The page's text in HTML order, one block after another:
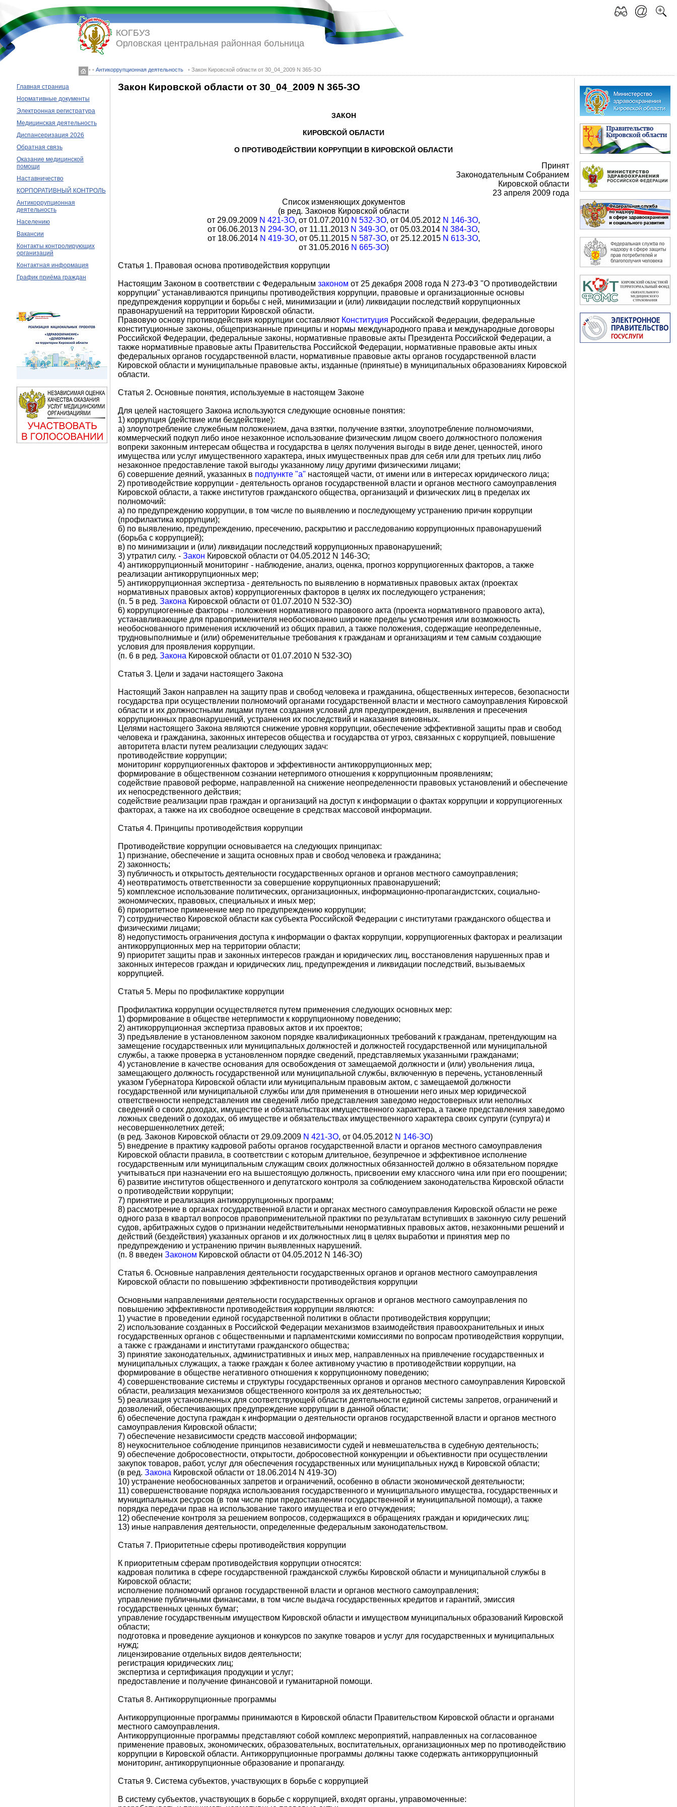
◦ ◦Антикоррупционная деятельность ◦ Закон Кировской области от 30_04_2009 N 365-ЗО
КОГБУЗ
Орловская центральная районная больница
Главная страница
Нормативные документы
Электронная регистратура
Медицинская деятельность
Диспансеризация 2026
Обратная связь
Оказание медицинской
помощи
Наставничество
КОРПОРАТИВНЫЙ КОНТРОЛЬ
Антикоррупционная
деятельность
Населению
Вакансии
Контакты контролирующих
организаций
Контактная информация
График приёма граждан
Закон Кировской области от 30_04_2009 N 365-ЗО
ЗАКОН
КИРОВСКОЙ ОБЛАСТИ
О ПРОТИВОДЕЙСТВИИ КОРРУПЦИИ В КИРОВСКОЙ ОБЛАСТИ
Принят
Законодательным Собранием
Кировской области
23 апреля 2009 года
Список изменяющих документов
(в ред. Законов Кировской области
от 29.09.2009 N 421-ЗО, от 01.07.2010 N 532-ЗО, от 04.05.2012 N 146-ЗО,
от 06.06.2013 N 294-ЗО, от 11.11.2013 N 349-ЗО, от 05.03.2014 N 384-ЗО,
от 18.06.2014 N 419-ЗО, от 05.11.2015 N 587-ЗО, от 25.12.2015 N 613-ЗО,
от 31.05.2016 N 665-ЗО)
Статья 1. Правовая основа противодействия коррупции
Настоящим Законом в соответствии с Федеральным законом от 25 декабря 2008 года N 273-ФЗ "О противодействии
коррупции" устанавливаются принципы противодействия коррупции, правовые и организационные основы
предупреждения коррупции и борьбы с ней, минимизации и (или) ликвидации последствий коррупционных
правонарушений на территории Кировской области.
Правовую основу противодействия коррупции составляют Конституция Российской Федерации, федеральные
конституционные законы, общепризнанные принципы и нормы международного права и международные договоры
Российской Федерации, федеральные законы, нормативные правовые акты Президента Российской Федерации, а
также нормативные правовые акты Правительства Российской Федерации, нормативные правовые акты иных
федеральных органов государственной власти, нормативные правовые акты органов государственной власти
Кировской области и муниципальные правовые акты, изданные (принятые) в муниципальных образованиях Кировской
области.
Статья 2. Основные понятия, используемые в настоящем Законе
Для целей настоящего Закона используются следующие основные понятия:
1) коррупция (действие или бездействие):
а) злоупотребление служебным положением, дача взятки, получение взятки, злоупотребление полномочиями,
коммерческий подкуп либо иное незаконное использование физическим лицом своего должностного положения
вопреки законным интересам общества и государства в целях получения выгоды в виде денег, ценностей, иного
имущества или услуг имущественного характера, иных имущественных прав для себя или для третьих лиц либо
незаконное предоставление такой выгоды указанному лицу другими физическими лицами;
б) совершение деяний, указанных в подпункте "а" настоящей части, от имени или в интересах юридического лица;
2) противодействие коррупции - деятельность органов государственной власти и органов местного самоуправления
Кировской области, а также институтов гражданского общества, организаций и физических лиц в пределах их
полномочий:
а) по предупреждению коррупции, в том числе по выявлению и последующему устранению причин коррупции
(профилактика коррупции);
б) по выявлению, предупреждению, пресечению, раскрытию и расследованию коррупционных правонарушений
(борьба с коррупцией);
в) по минимизации и (или) ликвидации последствий коррупционных правонарушений;
3) утратил силу. - Закон Кировской области от 04.05.2012 N 146-ЗО;
4) антикоррупционный мониторинг - наблюдение, анализ, оценка, прогноз коррупциогенных факторов, а также
реализации антикоррупционных мер;
5) антикоррупционная экспертиза - деятельность по выявлению в нормативных правовых актах (проектах
нормативных правовых актов) коррупциогенных факторов в целях их последующего устранения;
(п. 5 в ред. Закона Кировской области от 01.07.2010 N 532-ЗО)
6) коррупциогенные факторы - положения нормативного правового акта (проекта нормативного правового акта),
устанавливающие для правоприменителя необоснованно широкие пределы усмотрения или возможность
необоснованного применения исключений из общих правил, а также положения, содержащие неопределенные,
трудновыполнимые и (или) обременительные требования к гражданам и организациям и тем самым создающие
условия для проявления коррупции.
(п. 6 в ред. Закона Кировской области от 01.07.2010 N 532-ЗО)
Статья 3. Цели и задачи настоящего Закона
Настоящий Закон направлен на защиту прав и свобод человека и гражданина, общественных интересов, безопасности
государства при осуществлении полномочий органами государственной власти и местного самоуправления Кировской
области и их должностными лицами путем создания условий для предупреждения, выявления и пресечения
коррупционных правонарушений, устранения их последствий и наказания виновных.
Целями настоящего Закона являются снижение уровня коррупции, обеспечение эффективной защиты прав и свобод
человека и гражданина, законных интересов общества и государства от угроз, связанных с коррупцией, повышение
авторитета власти путем реализации следующих задач:
противодействие коррупции;
мониторинг коррупциогенных факторов и эффективности антикоррупционных мер;
формирование в общественном сознании нетерпимого отношения к коррупционным проявлениям;
содействие правовой реформе, направленной на снижение неопределенности правовых установлений и обеспечение
их непосредственного действия;
содействие реализации прав граждан и организаций на доступ к информации о фактах коррупции и коррупциогенных
факторах, а также на их свободное освещение в средствах массовой информации.
Статья 4. Принципы противодействия коррупции
Противодействие коррупции основывается на следующих принципах:
1) признание, обеспечение и защита основных прав и свобод человека и гражданина;
2) законность;
3) публичность и открытость деятельности государственных органов и органов местного самоуправления;
4) неотвратимость ответственности за совершение коррупционных правонарушений;
5) комплексное использование политических, организационных, информационно-пропагандистских, социально-
экономических, правовых, специальных и иных мер;
6) приоритетное применение мер по предупреждению коррупции;
7) сотрудничество Кировской области как субъекта Российской Федерации с институтами гражданского общества и
физическими лицами;
8) недопустимость ограничения доступа к информации о фактах коррупции, коррупциогенных факторах и реализации
антикоррупционных мер на территории области;
9) приоритет защиты прав и законных интересов граждан и юридических лиц, восстановления нарушенных прав и
законных интересов граждан и юридических лиц, предупреждения и ликвидации последствий, вызываемых
коррупцией.
Статья 5. Меры по профилактике коррупции
Профилактика коррупции осуществляется путем применения следующих основных мер:
1) формирование в обществе нетерпимости к коррупционному поведению;
2) антикоррупционная экспертиза правовых актов и их проектов;
3) предъявление в установленном законом порядке квалификационных требований к гражданам, претендующим на
замещение государственных или муниципальных должностей и должностей государственной или муниципальной
службы, а также проверка в установленном порядке сведений, представляемых указанными гражданами;
4) установление в качестве основания для освобождения от замещаемой должности и (или) увольнения лица,
замещающего должность государственной или муниципальной службы, включенную в перечень, установленный
указом Губернатора Кировской области или муниципальным правовым актом, с замещаемой должности
государственной или муниципальной службы или для применения в отношении него иных мер юридической
ответственности непредставления им сведений либо представления заведомо недостоверных или неполных
сведений о своих доходах, имуществе и обязательствах имущественного характера, а также представления заведомо
ложных сведений о доходах, об имуществе и обязательствах имущественного характера своих супруги (супруга) и
несовершеннолетних детей;
(в ред. Законов Кировской области от 29.09.2009 N 421-ЗО, от 04.05.2012 N 146-ЗО)
5) внедрение в практику кадровой работы органов государственной власти и органов местного самоуправления
Кировской области правила, в соответствии с которым длительное, безупречное и эффективное исполнение
государственным или муниципальным служащим своих должностных обязанностей должно в обязательном порядке
учитываться при назначении его на вышестоящую должность, присвоении ему классного чина или при его поощрении;
6) развитие институтов общественного и депутатского контроля за соблюдением законодательства Кировской области
о противодействии коррупции;
7) принятие и реализация антикоррупционных программ;
8) рассмотрение в органах государственной власти и органах местного самоуправления Кировской области не реже
одного раза в квартал вопросов правоприменительной практики по результатам вступивших в законную силу решений
судов, арбитражных судов о признании недействительными ненормативных правовых актов, незаконными решений и
действий (бездействия) указанных органов и их должностных лиц в целях выработки и принятия мер по
предупреждению и устранению причин выявленных нарушений.
(п. 8 введен Законом Кировской области от 04.05.2012 N 146-ЗО)
Статья 6. Основные направления деятельности государственных органов и органов местного самоуправления
Кировской области по повышению эффективности противодействия коррупции
Основными направлениями деятельности государственных органов и органов местного самоуправления по
повышению эффективности противодействия коррупции являются:
1) участие в проведении единой государственной политики в области противодействия коррупции;
2) использование созданных в Российской Федерации механизмов взаимодействия правоохранительных и иных
государственных органов с общественными и парламентскими комиссиями по вопросам противодействия коррупции,
а также с гражданами и институтами гражданского общества;
3) принятие законодательных, административных и иных мер, направленных на привлечение государственных и
муниципальных служащих, а также граждан к более активному участию в противодействии коррупции, на
формирование в обществе негативного отношения к коррупционному поведению;
4) совершенствование системы и структуры государственных органов и органов местного самоуправления Кировской
области, реализация механизмов общественного контроля за их деятельностью;
5) реализация установленных для соответствующей области деятельности единой системы запретов, ограничений и
дозволений, обеспечивающих предупреждение коррупции в данной области;
6) обеспечение доступа граждан к информации о деятельности органов государственной власти и органов местного
самоуправления Кировской области;
7) обеспечение независимости средств массовой информации;
8) неукоснительное соблюдение принципов независимости судей и невмешательства в судебную деятельность;
9) обеспечение добросовестности, открытости, добросовестной конкуренции и объективности при осуществлении
закупок товаров, работ, услуг для обеспечения государственных или муниципальных нужд в Кировской области;
(в ред. Закона Кировской области от 18.06.2014 N 419-ЗО)
10) устранение необоснованных запретов и ограничений, особенно в области экономической деятельности;
11) совершенствование порядка использования государственного и муниципального имущества, государственных и
муниципальных ресурсов (в том числе при предоставлении государственной и муниципальной помощи), а также
порядка передачи прав на использование такого имущества и его отчуждения;
12) обеспечение контроля за решением вопросов, содержащихся в обращениях граждан и юридических лиц;
13) иные направления деятельности, определенные федеральным законодательством.
Статья 7. Приоритетные сферы противодействия коррупции
К приоритетным сферам противодействия коррупции относятся:
кадровая политика в сфере государственной гражданской службы Кировской области и муниципальной службы в
Кировской области;
исполнение полномочий органов государственной власти и органов местного самоуправления;
управление публичными финансами, в том числе выдача государственных кредитов и гарантий, эмиссия
государственных ценных бумаг;
управление государственным имуществом Кировской области и имуществом муниципальных образований Кировской
области;
подготовка и проведение аукционов и конкурсов по закупке товаров и услуг для государственных и муниципальных
нужд;
лицензирование отдельных видов деятельности;
регистрация юридических лиц;
экспертиза и сертификация продукции и услуг;
предоставление и получение финансовой и гуманитарной помощи.
Статья 8. Антикоррупционные программы
Антикоррупционные программы принимаются в Кировской области Правительством Кировской области и органами
местного самоуправления.
Антикоррупционные программы представляют собой комплекс мероприятий, направленных на согласованное
применение правовых, экономических, образовательных, воспитательных, организационных мер по противодействию
коррупции в Кировской области. Антикоррупционные программы должны также содержать антикоррупционный
мониторинг, антикоррупционные образование и пропаганду.
Статья 9. Система субъектов, участвующих в борьбе с коррупцией
В систему субъектов, участвующих в борьбе с коррупцией, входят органы, управомоченные: